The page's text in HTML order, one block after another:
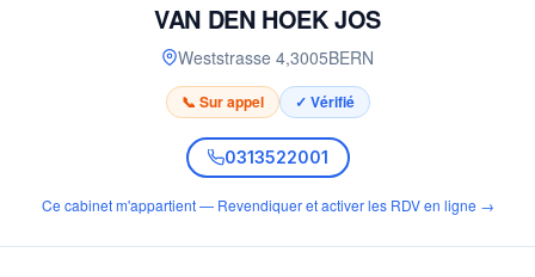
VAN DEN HOEK JOS
Weststrasse 4,3005BERN
📞 Sur appel ✓ Vérifié
0313522001
Ce cabinet m'appartient — Revendiquer et activer les RDV en ligne →